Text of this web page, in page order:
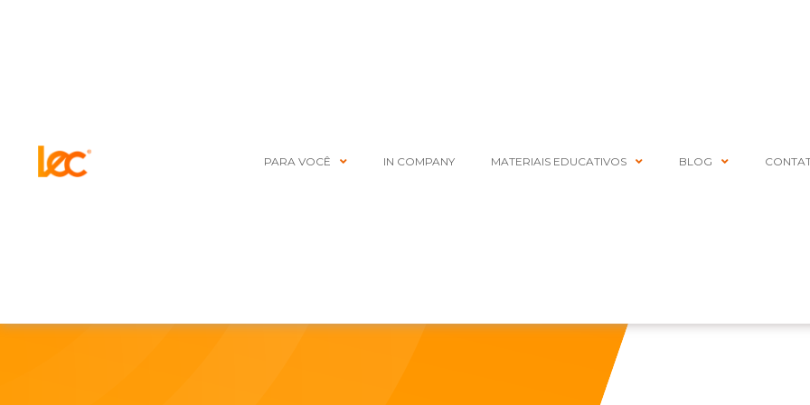
PARA VOCÊ IN COMPANY MATERIAIS EDUCATIVOS BLOG